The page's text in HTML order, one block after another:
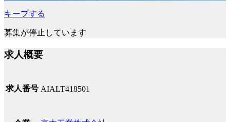
キープする
募集が停止しています
求人概要
求人番号 AIALT418501